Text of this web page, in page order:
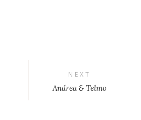
NEXT
Andrea & Telmo